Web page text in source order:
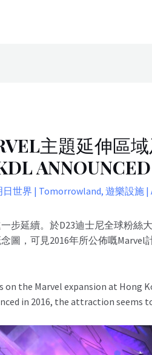
主題延伸區
日世界 | Tomorrowland, 遊樂設施
步延續。於D23迪士尼全球粉絲
圖，可見2016年所公佈嘅
the Marvel expansion at Hong
in 2016, the attraction seems